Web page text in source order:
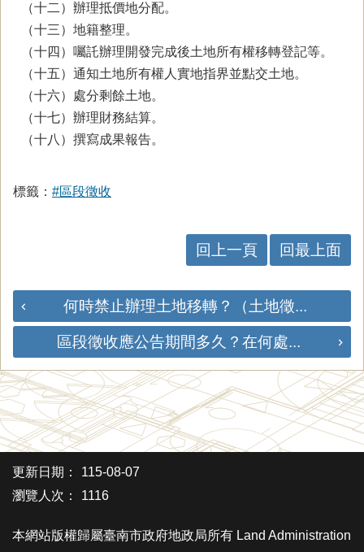
（十二）辦理抵價地分配。
（十三）地籍整理。
（十四）囑託辦理開發完成後土地所有權移轉登記等。
（十五）通知土地所有權人實地指界並點交土地。
（十六）處分剩餘土地。
（十七）辦理財務結算。
（十八）撰寫成果報告。
標籤： #區段徵收
回上一頁 回最上面
何時禁止辦理土地移轉？（土地徵...
區段徵收應公告期間多久？在何處...
更新日期：
115-08-07
瀏覽人次：
1116
本網站版權歸屬臺南市政府地政局所有 Land Administration